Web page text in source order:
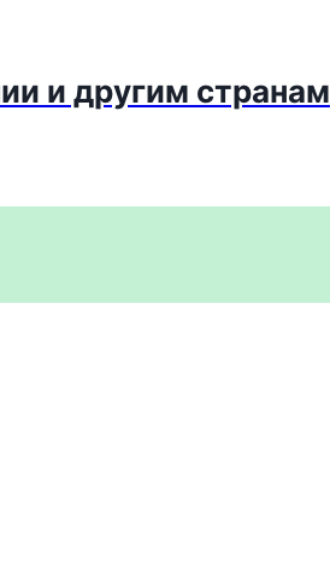
и другим странам